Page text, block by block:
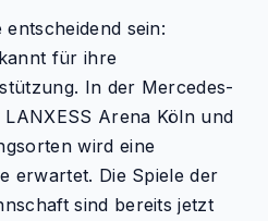
sein:
für ihre
In der Mercedes-
Arena Köln und
wird eine
erwartet. Die Spiele der
sind bereits jetzt